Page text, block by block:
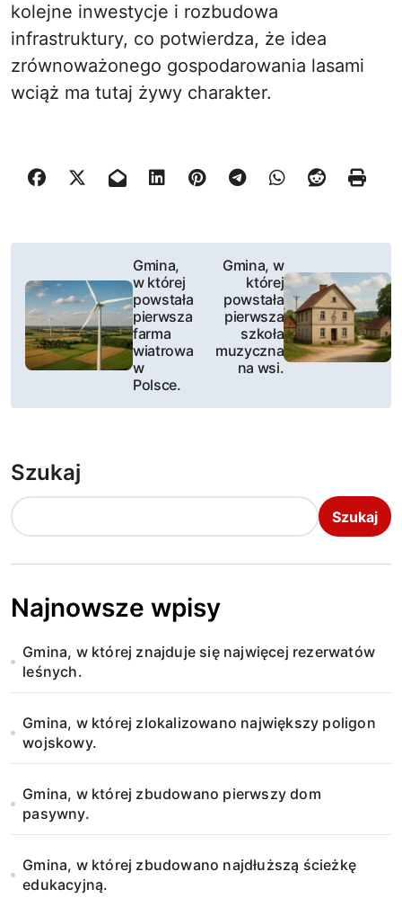
kolejne inwestycje i rozbudowa
infrastruktury, co potwierdza, że idea
zrównoważonego gospodarowania lasami
wciąż ma tutaj żywy charakter.
w
g
c
j
a
w
p
i
s
u
Gmina,
w której
powstała
pierwsza
farma
wiatrowa
w
Polsce.
Gmina, w
której
powstała
pierwsza
szkoła
muzyczna
na wsi.
Szukaj
Szukaj
Najnowsze wpisy
Gmina, w której znajduje się najwięcej rezerwatów
leśnych.
Gmina, w której zlokalizowano największy poligon
wojskowy.
Gmina, w której zbudowano pierwszy dom
pasywny.
Gmina, w której zbudowano najdłuższą ścieżkę
edukacyjną.